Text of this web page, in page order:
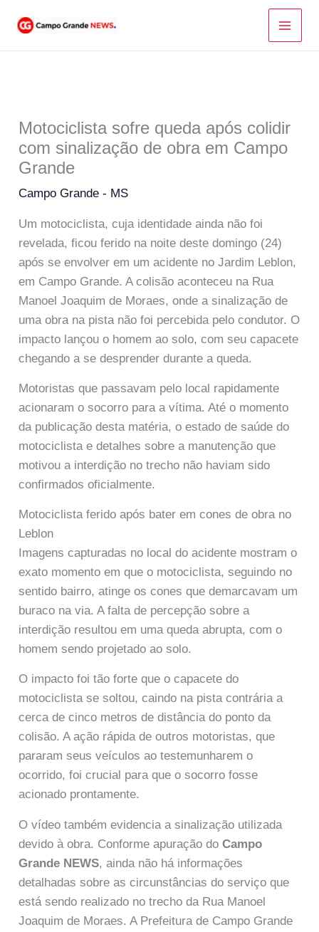
para
Motociclista sofre queda após colidir
com sinalização de obra em Campo
Grande
Campo Grande - MS
Um motociclista, cuja identidade ainda não foi
revelada, ficou ferido na noite deste domingo (24)
após se envolver em um acidente no Jardim Leblon,
em Campo Grande. A colisão aconteceu na Rua
Manoel Joaquim de Moraes, onde a sinalização de
uma obra na pista não foi percebida pelo condutor. O
impacto lançou o homem ao solo, com seu capacete
chegando a se desprender durante a queda.
Motoristas que passavam pelo local rapidamente
acionaram o socorro para a vítima. Até o momento
da publicação desta matéria, o estado de saúde do
motociclista e detalhes sobre a manutenção que
motivou a interdição no trecho não haviam sido
confirmados oficialmente.
Motociclista ferido após bater em cones de obra no
Leblon
Imagens capturadas no local do acidente mostram o
exato momento em que o motociclista, seguindo no
sentido bairro, atinge os cones que demarcavam um
buraco na via. A falta de percepção sobre a
interdição resultou em uma queda abrupta, com o
homem sendo projetado ao solo.
O impacto foi tão forte que o capacete do
motociclista se soltou, caindo na pista contrária a
cerca de cinco metros de distância do ponto da
colisão. A ação rápida de outros motoristas, que
pararam seus veículos ao testemunharem o
ocorrido, foi crucial para que o socorro fosse
acionado prontamente.
O vídeo também evidencia a sinalização utilizada
devido à obra. Conforme apuração doCampo
Grande NEWS, ainda não há informações
detalhadas sobre as circunstâncias do serviço que
está sendo realizado no trecho da Rua Manoel
Joaquim de Moraes. A Prefeitura de Campo Grande